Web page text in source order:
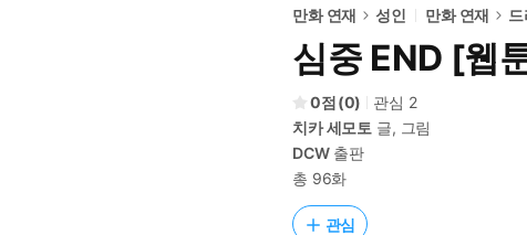
만화 연재 성인 만화 연재
심중 END [웹
0 (0) 관심 2
치카 세모토 글, 그림
DCW출판
총 96화
관심